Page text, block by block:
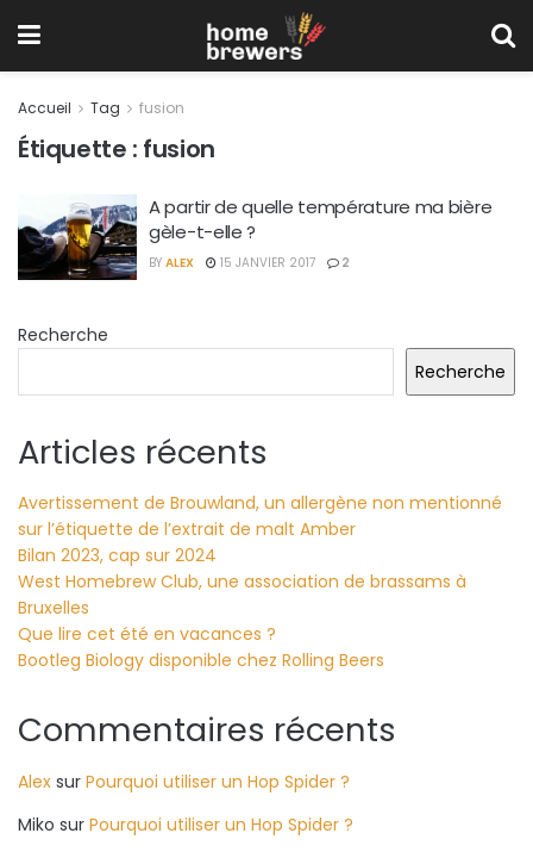
Accueil Tag fusion
Étiquette : fusion
A partir de quelle température ma bière
gèle-t-elle ?
BY ALEX 15 JANVIER 2017 2
Recherche
Recherche
Articles récents
Avertissement de Brouwland, un allergène non mentionné
sur l’étiquette de l’extrait de malt Amber
Bilan 2023, cap sur 2024
West Homebrew Club, une association de brassams à
Bruxelles
Que lire cet été en vacances ?
Bootleg Biology disponible chez Rolling Beers
Commentaires récents
Alex sur Pourquoi utiliser un Hop Spider ?
Miko sur Pourquoi utiliser un Hop Spider ?